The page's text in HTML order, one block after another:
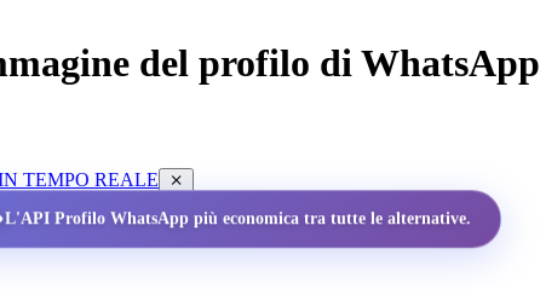
del profilo di WhatsApp
TEMPO REALE
L'API Profilo WhatsApp più economica tra tutte le alternative.